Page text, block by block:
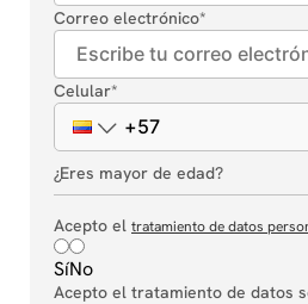
Correo electrónico*
Celular*
¿Eres mayor de edad?
Acepto el tratamiento de datos
SíNo
Acepto el tratamiento de datos